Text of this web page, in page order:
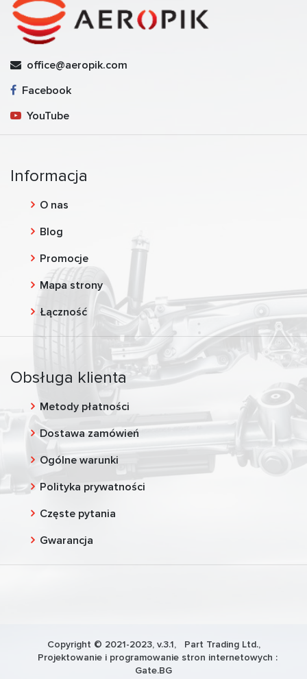
office@aeropik.com
Facebook
YouTube
Informacja
O nas
Blog
Promocje
Mapa strony
Łączność
Obsługa klienta
Metody płatności
Dostawa zamówień
Ogólne warunki
Polityka prywatności
Częste pytania
Gwarancja
Copyright © 2021-2023, v.3.1, Part Trading Ltd.,
Projektowanie i programowanie stron internetowych :
Gate.BG